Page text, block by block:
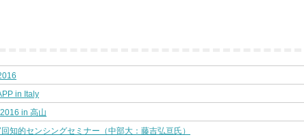
in Italy
in 高山
知的センシングセミナー（中部大：藤吉弘亘氏）